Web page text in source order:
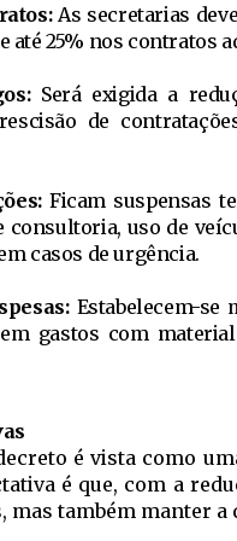
As secretarias
até 25% nos contratos
Será exigida a
de
Ficam suspensas
consultoria, uso de
casos de urgência.
Estabelecem-se
gastos com
é vista como
é que, com a
mas também manter